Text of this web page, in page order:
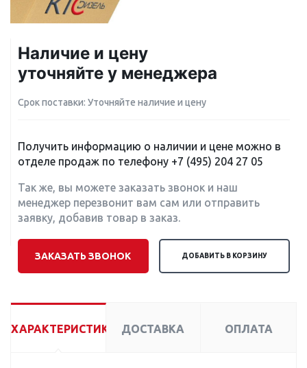
Наличие и цену
уточняйте у менеджера
Срок поставки: Уточняйте наличие и цену
Получить информацию о наличии и цене можно в
отделе продаж по телефону +7 (495) 204 27 05
Так же, вы можете заказать звонок и наш
менеджер перезвонит вам сам или отправить
заявку, добавив товар в заказ.
ЗАКАЗАТЬ ЗВОНОК ДОБАВИТЬ В КОРЗИНУ
ХАРАКТЕРИСТИКИ ДОСТАВКА ОПЛАТА